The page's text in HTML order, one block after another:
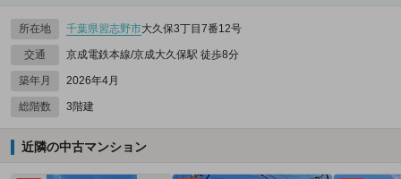
所在地 千葉県習志野市大久保3丁目7番12号
交通 京成電鉄本線/京成大久保駅 徒歩8分
築年月 2026年4月
総階数 3階建
近隣の中古マンション